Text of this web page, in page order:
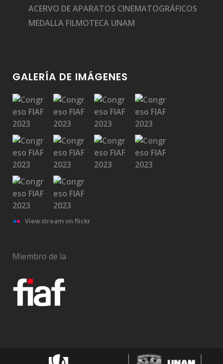
ACERVO DE APARATOS CINEMATOGRÁFICOS
MEDALLA FILMOTECA UNAM
GALERÍA DE IMÁGENES
View stream on flickr
Miembro de la